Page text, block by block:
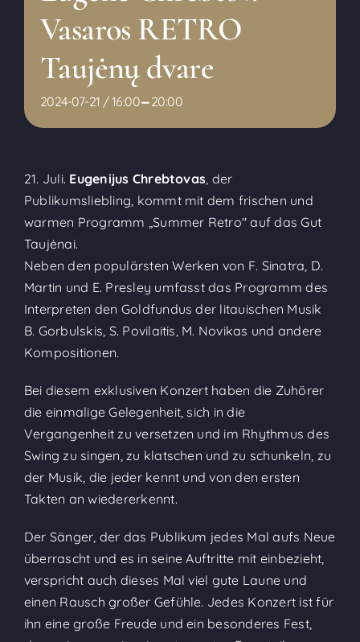
Vasaros RETRO
Taujėnų dvare
2024-07-21 / 16:00-20:00
21. Juli. Eugenijus Chrebtovas, der
Publikumsliebling, kommt mit dem frischen und
warmen Programm „Summer Retro" auf das Gut
Taujėnai.
Neben den populärsten Werken von F. Sinatra, D.
Martin und E. Presley umfasst das Programm des
Interpreten den Goldfundus der litauischen Musik
B. Gorbulskis, S. Povilaitis, M. Novikas und andere
Kompositionen.
Bei diesem exklusiven Konzert haben die Zuhörer
die einmalige Gelegenheit, sich in die
Vergangenheit zu versetzen und im Rhythmus des
Swing zu singen, zu klatschen und zu schunkeln, zu
der Musik, die jeder kennt und von den ersten
Takten an wiedererkennt.
Der Sänger, der das Publikum jedes Mal aufs Neue
überrascht und es in seine Auftritte mit einbezieht,
verspricht auch dieses Mal viel gute Laune und
einen Rausch großer Gefühle. Jedes Konzert ist für
ihn eine große Freude und ein besonderes Fest,